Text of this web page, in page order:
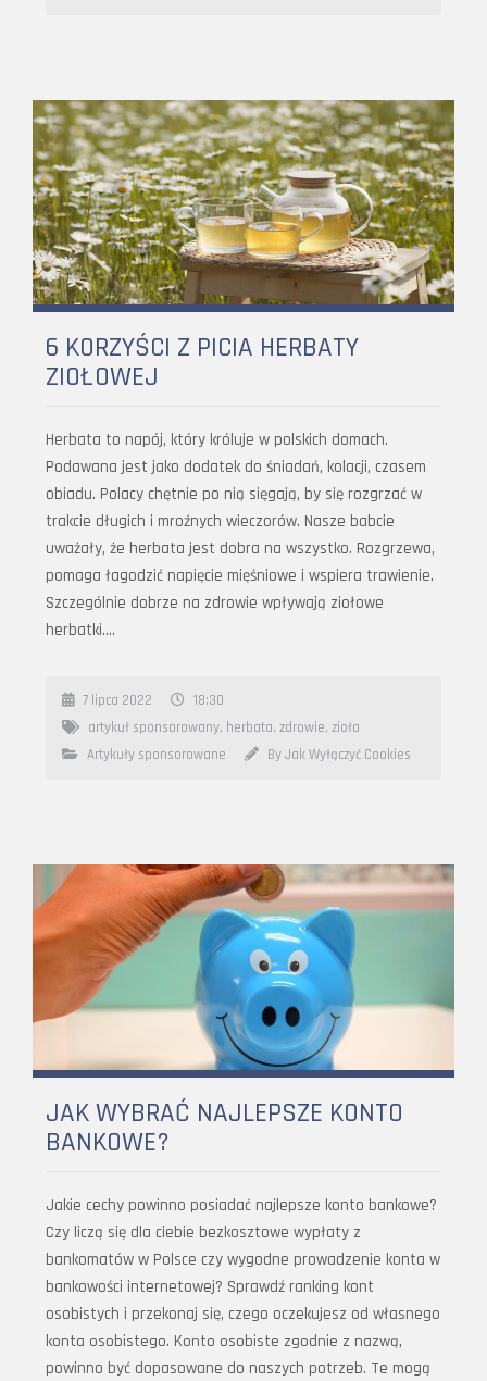
6 KORZYŚCI Z PICIA HERBATY
ZIOŁOWEJ
Herbata to napój, który króluje w polskich domach.
Podawana jest jako dodatek do śniadań, kolacji, czasem
obiadu. Polacy chętnie po nią sięgają, by się rozgrzać w
trakcie długich i mroźnych wieczorów. Nasze babcie
uważały, że herbata jest dobra na wszystko. Rozgrzewa,
pomaga łagodzić napięcie mięśniowe i wspiera trawienie.
Szczególnie dobrze na zdrowie wpływają ziołowe
herbatki….
7 lipca 2022
18:30
artykuł sponsorowany, herbata, zdrowie, zioła
Artykuły sponsorowane
By Jak Wyłączyć Cookies
JAK WYBRAĆ NAJLEPSZE KONTO
BANKOWE?
Jakie cechy powinno posiadać najlepsze konto bankowe?
Czy liczą się dla ciebie bezkosztowe wypłaty z
bankomatów w Polsce czy wygodne prowadzenie konta w
bankowości internetowej? Sprawdź ranking kont
osobistych i przekonaj się, czego oczekujesz od własnego
konta osobistego. Konto osobiste zgodnie z nazwą,
powinno być dopasowane do naszych potrzeb. Te mogą